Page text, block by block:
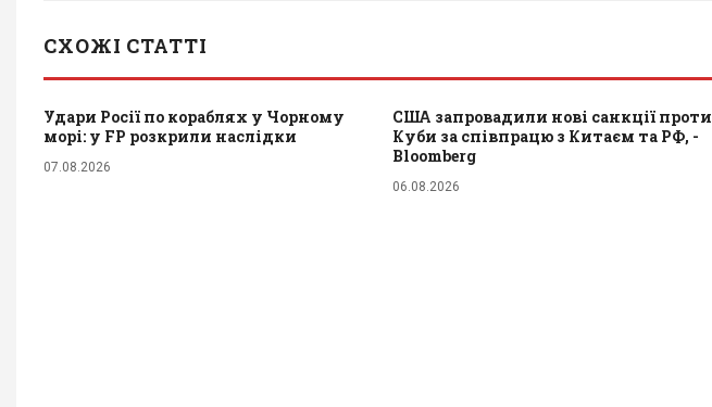
СХОЖІ СТАТТІ
Удари Росії по кораблях у Чорному
морі: у FP розкрили наслідки
07.08.2026
США запровадили нові санкції проти
Куби за співпрацю з Китаєм та РФ, -
Bloomberg
06.08.2026